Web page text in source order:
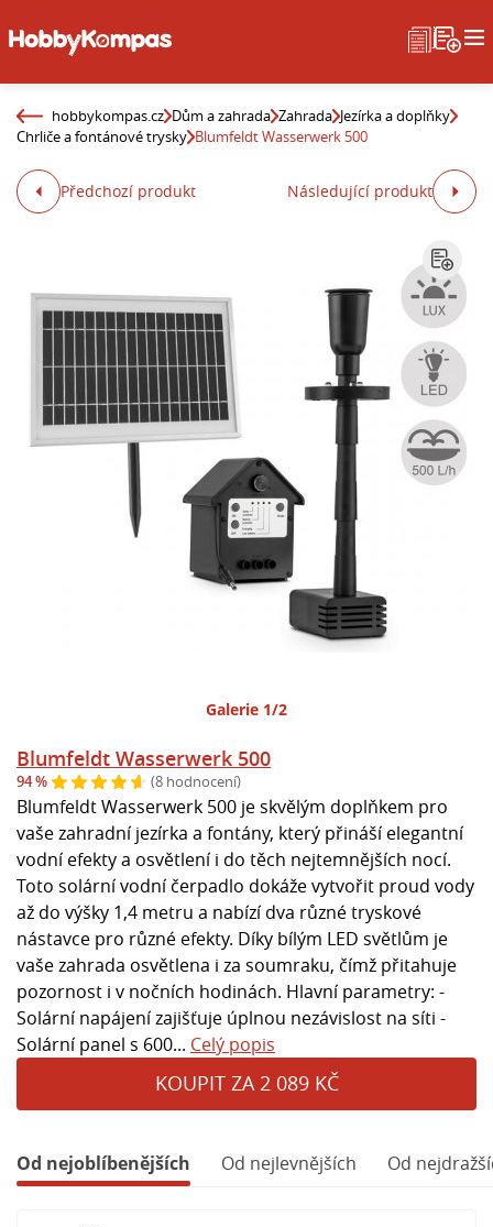
hobbykompas.cz Dům a zahrada Zahrada Jezírka a doplňky
Chrliče a fontánové trysky Blumfeldt Wasserwerk 500
Předchozí produkt Následující produkt
Galerie 1/2
Blumfeldt Wasserwerk 500
94 % (8 hodnocení)
Blumfeldt Wasserwerk 500 je skvělým doplňkem pro
vaše zahradní jezírka a fontány, který přináší elegantní
vodní efekty a osvětlení i do těch nejtemnějších nocí.
Toto solární vodní čerpadlo dokáže vytvořit proud vody
až do výšky 1,4 metru a nabízí dva různé tryskové
nástavce pro různé efekty. Díky bílým LED světlům je
vaše zahrada osvětlena i za soumraku, čímž přitahuje
pozornost i v nočních hodinách. Hlavní parametry: -
Solární napájení zajišťuje úplnou nezávislost na síti -
Solární panel s 600... Celý popis
KOUPIT ZA 2 089 KČ
Od nejoblíbenějších Od nejlevnějších Od